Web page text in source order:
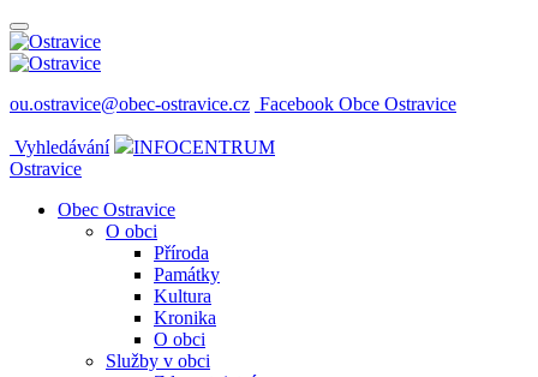
ou.ostravice@obec-ostravice.cz Facebook Obce Ostravice
Vyhledávání
INFOCENTRUM
Ostravice
Obec Ostravice
O obci
Příroda
Památky
Kultura
Kronika
O obci
Služby v obci